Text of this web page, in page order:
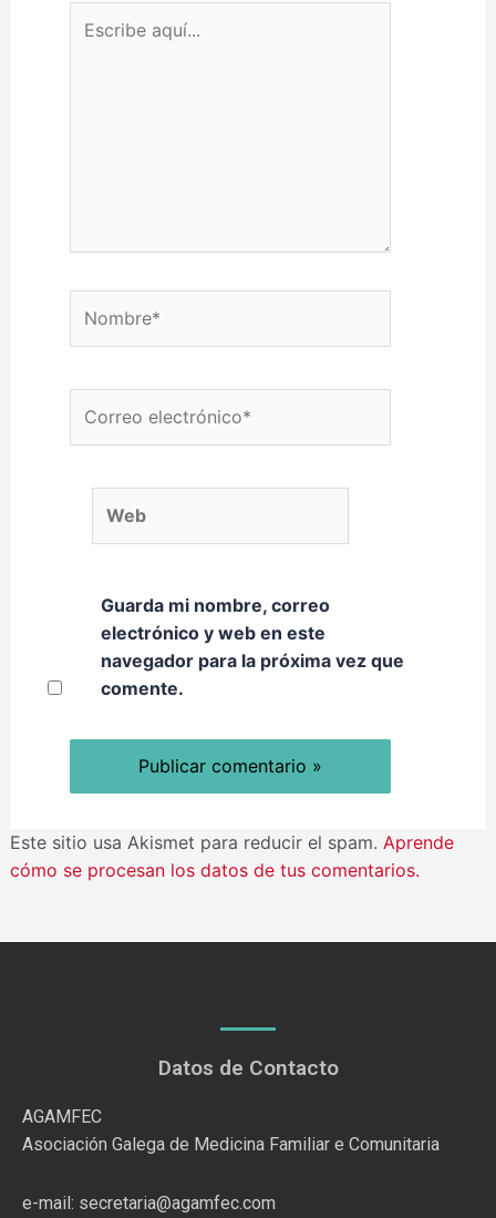
Guarda mi nombre, correo
electrónico y web en este
navegador para la próxima vez que
comente.
Este sitio usa Akismet para reducir el spam. Aprende
cómo se procesan los datos de tus comentarios.
Datos de Contacto
AGAMFEC
Asociación Galega de Medicina Familiar e Comunitaria
e-mail: secretaria@agamfec.com